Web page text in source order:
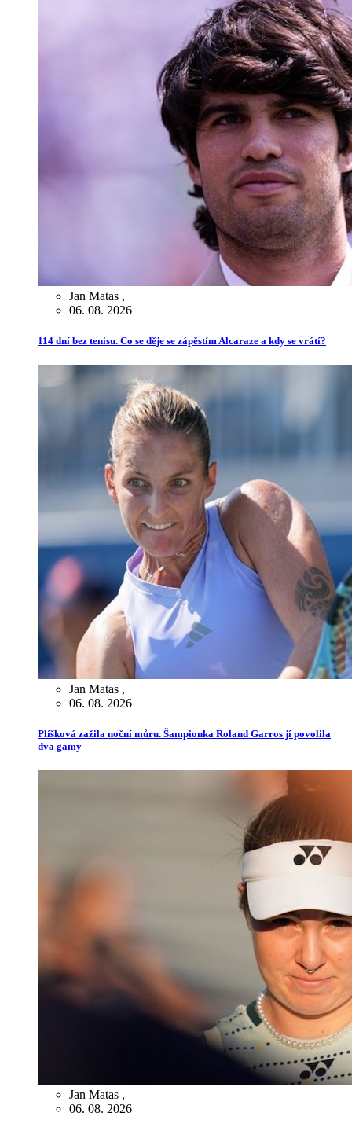
Jan Matas ,
06. 08. 2026
114 dní bez tenisu. Co se děje se zápěstím Alcaraze a kdy se vrátí?
Jan Matas ,
06. 08. 2026
Plíšková zažila noční můru. Šampionka Roland Garros jí povolila
dva gamy
Jan Matas ,
06. 08. 2026